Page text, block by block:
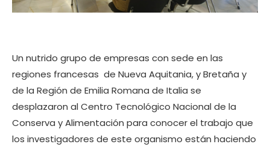
Un nutrido grupo de empresas con sede en las
regiones francesas de Nueva Aquitania, y Bretaña y
de la Región de Emilia Romana de Italia se
desplazaron al Centro Tecnológico Nacional de la
Conserva y Alimentación para conocer el trabajo que
los investigadores de este organismo están haciendo